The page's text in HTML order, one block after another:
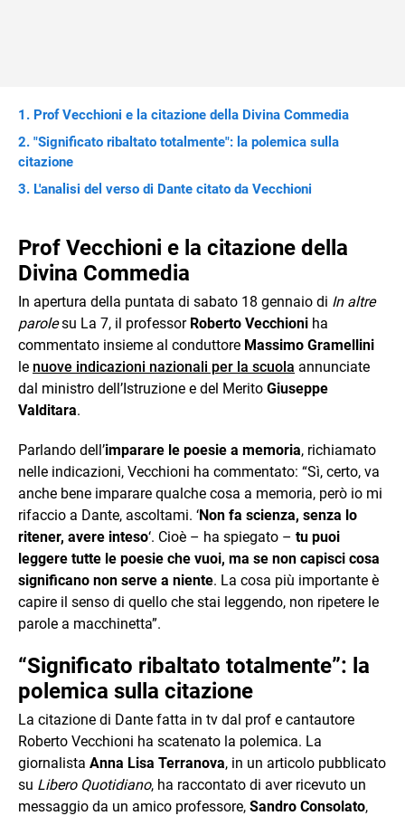
Prof Vecchioni e la citazione della Divina Commedia
"Significato ribaltato totalmente": la polemica sulla
citazione
L'analisi del verso di Dante citato da Vecchioni
Prof Vecchioni e la citazione della
Divina Commedia
In apertura della puntata di sabato 18 gennaio di In altre
parolesu La 7, il professor Roberto Vecchioni ha
commentato insieme al conduttore Massimo Gramellini
le nuove indicazioni nazionali per la scuola annunciate
dal ministro dell’Istruzione e del Merito Giuseppe
Valditara.
Parlando dell’imparare le poesie a memoria, richiamato
nelle indicazioni, Vecchioni ha commentato: “Sì, certo, va
anche bene imparare qualche cosa a memoria, però io mi
rifaccio a Dante, ascoltami. ‘Non fa scienza, senza lo
ritener, avere inteso‘. Cioè – ha spiegato – tu puoi
leggere tutte le poesie che vuoi, ma se non capisci cosa
significano non serve a niente. La cosa più importante è
capire il senso di quello che stai leggendo, non ripetere le
parole a macchinetta”.
“Significato ribaltato totalmente”: la
polemica sulla citazione
La citazione di Dante fatta in tv dal prof e cantautore
Roberto Vecchioni ha scatenato la polemica. La
giornalista Anna Lisa Terranova, in un articolo pubblicato
su Libero Quotidiano, ha raccontato di aver ricevuto un
messaggio da un amico professore, Sandro Consolato,